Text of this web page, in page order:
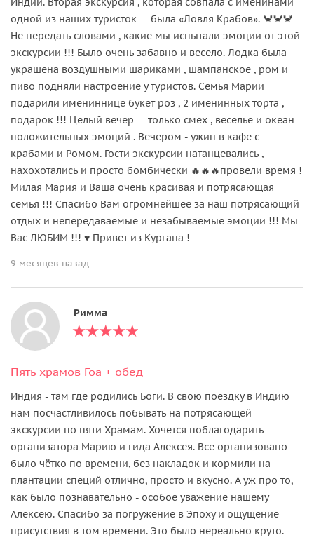
одной из наших туристок — была «Ловля Крабов». 🦀🦀🦀
Не передать словами , какие мы испытали эмоции от этой
экскурсии !!! Было очень забавно и весело. Лодка была
украшена воздушными шариками , шампанское , ром и
пиво подняли настроение у туристов. Семья Марии
подарили имениннице букет роз , 2 именинных торта ,
подарок !!! Целый вечер — только смех , веселье и океан
положительных эмоций . Вечером - ужин в кафе с
крабами и Ромом. Гости экскурсии натанцевались ,
нахохотались и просто бомбически 🔥🔥🔥провели время !
Милая Мария и Ваша очень красивая и потрясающая
семья !!! Спасибо Вам огромнейшее за наш потрясающий
отдых и непередаваемые и незабываемые эмоции !!! Мы
Вас ЛЮБИМ !!! ♥️ Привет из Кургана !
9 месяцев назад
Римма
Пять храмов Гоа + обед
Индия - там где родились Боги. В свою поездку в Индию
нам посчастливилось побывать на потрясающей
экскурсии по пяти Храмам. Хочется поблагодарить
организатора Марию и гида Алексея. Все организовано
было чётко по времени, без накладок и кормили на
плантации специй отлично, просто и вкусно. А уж про то,
как было познавательно - особое уважение нашему
Алексею. Спасибо за погружение в Эпоху и ощущение
присутствия в том времени. Это было нереально круто.